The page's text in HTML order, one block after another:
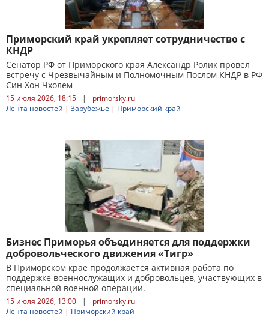
Приморский край укрепляет сотрудничество с
КНДР
Сенатор РФ от Приморского края Александр Ролик провёл
встречу с Чрезвычайным и Полномочным Послом КНДР в РФ
Син Хон Чхолем
15 июля 2026, 18:15 |
primorsky.ru
Лента новостей | Зарубежье | Приморский край
Бизнес Приморья объединяется для поддержки
добровольческого движения «Тигр»
В Приморском крае продолжается активная работа по
поддержке военнослужащих и добровольцев, участвующих в
специальной военной операции.
15 июля 2026, 13:00 |
primorsky.ru
Лента новостей | Приморский край